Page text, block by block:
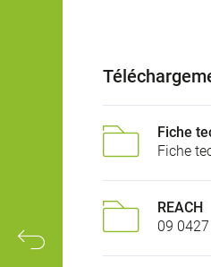
Fiche
Fiche
REACH
09